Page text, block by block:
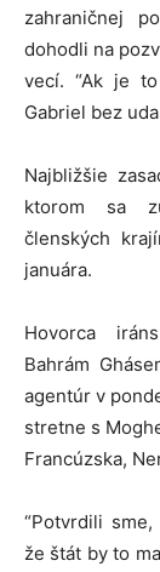
zahraničnej
dohodli na
vecí. “Ak je
Gabriel bez
Najbližšie
ktorom sa
členských
januára.
Hovorca
Bahrám
agentúr v
stretne s
Francúzska,
“Potvrdili
že štát by to